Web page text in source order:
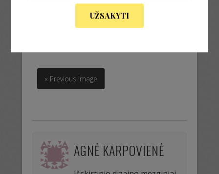
žavus megztukas
« Previous Image
AGNĖ KARPOVIENĖ
UŽSAKYTI